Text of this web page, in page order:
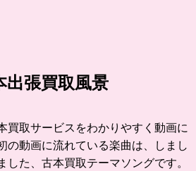
出張買取風景
買取サービスをわかりやすく動画に
の動画に流れている楽曲は、しまし
した、古本買取テーマソングです。